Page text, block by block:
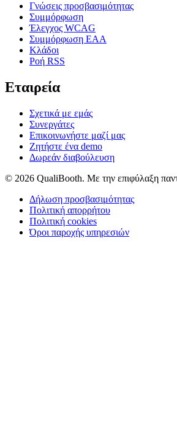
Γνώσεις προσβασιμότητας
Συμμόρφωση
Έλεγχος WCAG
Συμμόρφωση EAA
Κλάδοι
Ροή RSS
Εταιρεία
Σχετικά με εμάς
Συνεργάτες
Επικοινωνήστε μαζί μας
Ζητήστε ένα demo
Δωρεάν διαβούλευση
© 2026 QualiBooth. Με την επιφύλαξη
Δήλωση προσβασιμότητας
Πολιτική απορρήτου
Πολιτική cookies
Όροι παροχής υπηρεσιών